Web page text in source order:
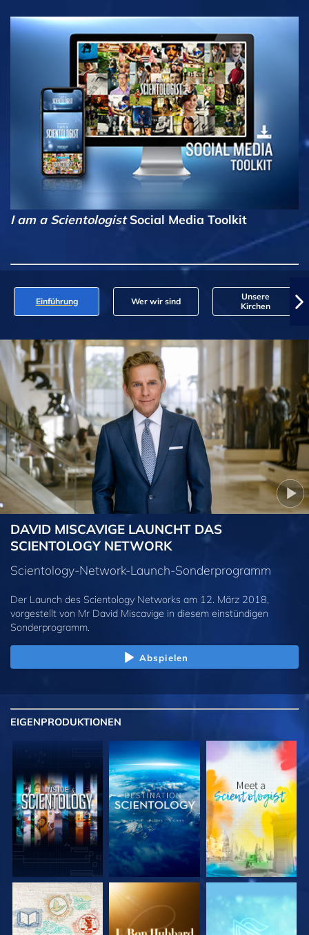
I am a ScientologistSocial Media Toolkit
Einführung Wer wir sind
Unsere
Kirchen
DAVID MISCAVIGE LAUNCHT DAS
SCIENTOLOGY NETWORK
Scientology-Network-Launch-Sonderprogramm
Der Launch des Scientology Networks am 12. März 2018,
vorgestellt von Mr David Miscavige in diesem einstündigen
Sonderprogramm.
Abspielen
EIGENPRODUKTIONEN
SERIE
SERIE
SERIE